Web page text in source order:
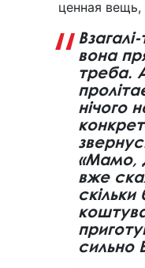
ценная
вона
треба.
нічого
«Мамо,
вже
сильно